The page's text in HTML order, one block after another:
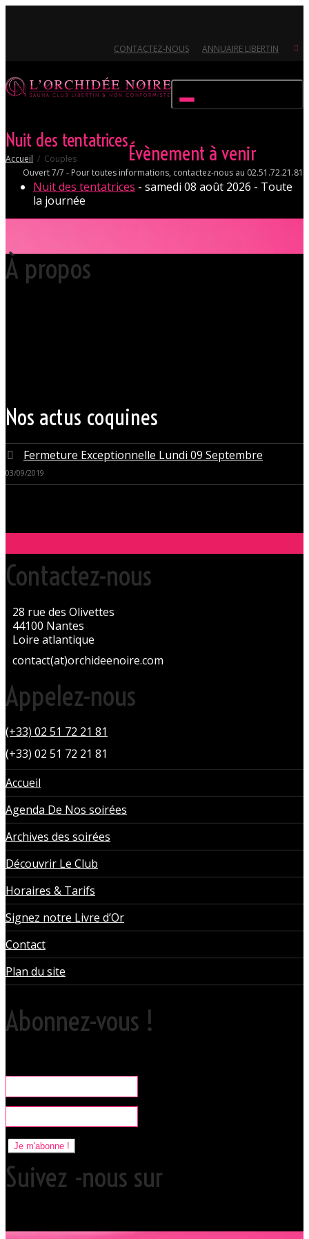
CONTACTEZ-NOUS ANNUAIRE LIBERTIN
Nuit des tentatrices
Accueil
Couples
Ouvert 7/7 - Pour toutes informations, contactez-nous au 02.51.72.21.81
Évènement à venir
Nuit des tentatrices - samedi 08 août 2026 - Toute
la journée
À propos
Nos actus coquines
Fermeture Exceptionnelle Lundi 09 Septembre
03/09/2019
Contactez-nous
28 rue des Olivettes
44100 Nantes
Loire atlantique
contact(at)orchideenoire.com
Appelez-nous
(+33) 02 51 72 21 81
(+33) 02 51 72 21 81
Accueil
Agenda De Nos soirées
Archives des soirées
Découvrir Le Club
Horaires & Tarifs
Signez notre Livre d’Or
Contact
Plan du site
Abonnez-vous !
Je m'abonne !
Suivez -nous sur